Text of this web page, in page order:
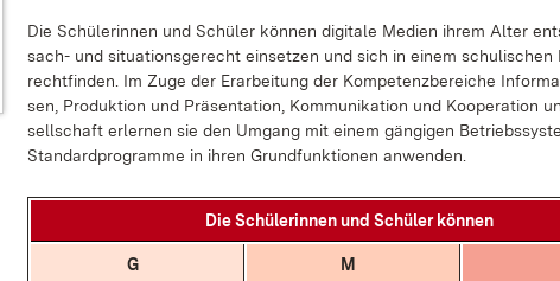
Die Schü­le­rin­nen und Schü­ler kön­nen di­gi­ta­le Me­di­en ih­rem Al­ter
sach- und si­tua­ti­ons­ge­recht ein­set­zen und sich in ei­nem
recht­fin­den. Im Zu­ge der Er­ar­bei­tung der Kom­pe­tenz­be­rei­che
sen Pro­duk­ti­on und Prä­sen­ta­ti­on Kom­mu­ni­ka­ti­on und Ko­ope­ra­ti­on
sell­schaft er­ler­nen sie den Um­gang mit ei­nem gän­gi­gen
Stan­dard­pro­gram­me in ih­ren Grund­funk­tio­nen an­wen­den.
Die Schü­le­rin­nen und Schü­ler kön­nen
G M